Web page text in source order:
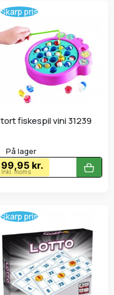
Skarp pris
Stort fiskespil vini 31239
På lager
99,95 kr.
Inkl. moms
Skarp pris